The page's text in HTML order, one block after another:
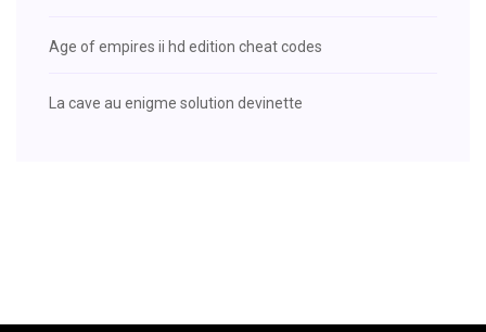
Age of empires ii hd edition cheat codes
La cave au enigme solution devinette